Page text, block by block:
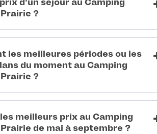
d'un séjour au Camping
?
les meilleures périodes ou les
du moment au Camping
?
meilleurs prix au Camping
de mai à septembre ?